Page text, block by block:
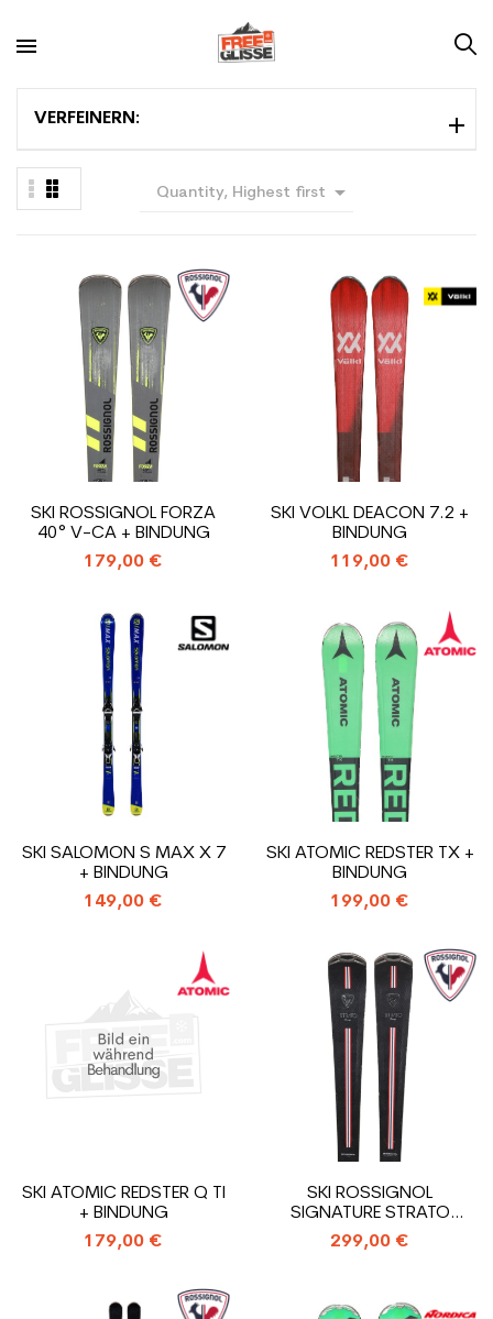
VERFEINERN:
Quantity, Highest first 
SKI ROSSIGNOL FORZA
40° V-CA + BINDUNG
179,00 €
SKI VOLKL DEACON 7.2 +
BINDUNG
119,00 €
SKI SALOMON S MAX X 7
+ BINDUNG
149,00 €
SKI ATOMIC REDSTER TX +
BINDUNG
199,00 €
SKI ATOMIC REDSTER Q TI
+ BINDUNG
179,00 €
SKI ROSSIGNOL
SIGNATURE STRATO
COURSE + BINDUNG
299,00 €